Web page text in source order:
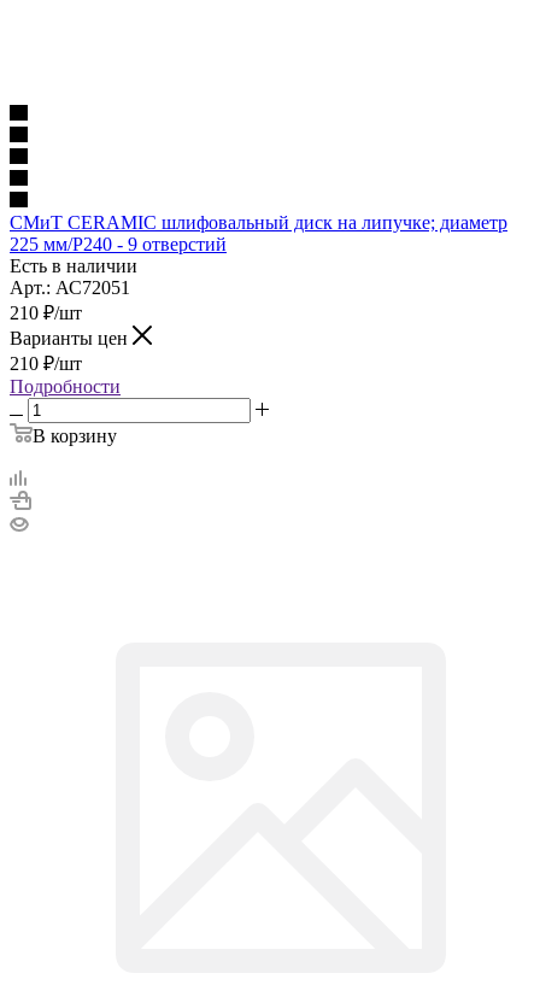
СМиТ CERAMIC шлифовальный диск на липучке; диаметр
225 мм/P240 - 9 отверстий
Есть в наличии
Арт.: АС72051
210 ₽/шт
Варианты цен
210 ₽/шт
Подробности
В корзину